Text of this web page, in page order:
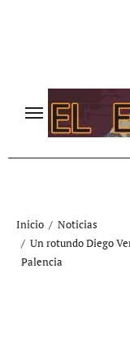
Inicio
Noticias
Un rotundo Diego
Palencia